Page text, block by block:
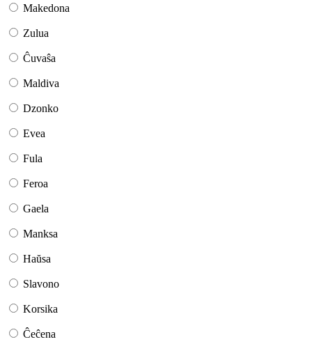
Makedona
Zulua
Ĉuvaŝa
Maldiva
Dzonko
Evea
Fula
Feroa
Gaela
Manksa
Haŭsa
Slavono
Korsika
Ĉeĉena